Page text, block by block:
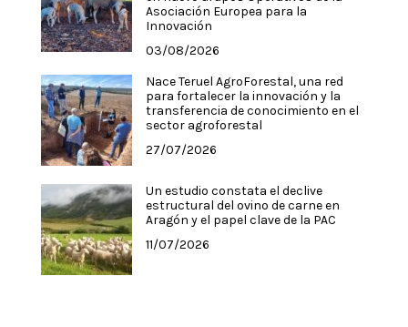
Asociación Europea para la
Innovación
03/08/2026
Nace Teruel AgroForestal, una red
para fortalecer la innovación y la
transferencia de conocimiento en el
sector agroforestal
27/07/2026
Un estudio constata el declive
estructural del ovino de carne en
Aragón y el papel clave de la PAC
11/07/2026